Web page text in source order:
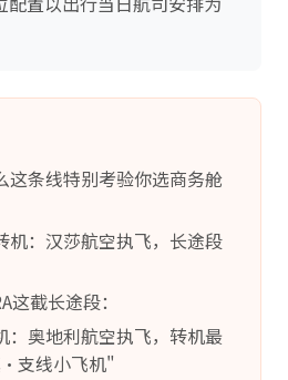
这条线特别考验你选商务舱
机：汉莎航空执飞，长途段
这截长途段：
：奥地利航空执飞，转机最
支线小飞机"